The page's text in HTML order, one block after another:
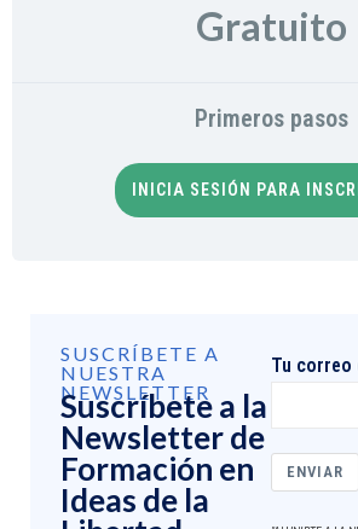
Gratuito
Primeros pasos
INICIA SESIÓN PARA
SUSCRÍBETE A
NUESTRA
NEWSLETTER
Suscríbete a la
Newsletter de
Formación en
Ideas de la
Tu
ENVIAR